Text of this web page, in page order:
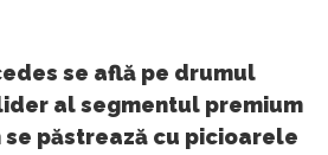
se află pe drumul
al segmentul premium
se păstrează cu picioarele